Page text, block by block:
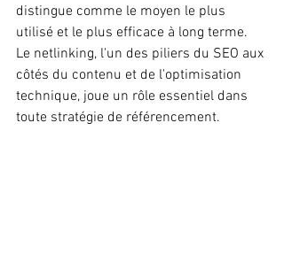
distingue comme le moyen le plus
utilisé et le plus efficace à long terme.
Le netlinking, l'un des piliers du SEO aux
côtés du contenu et de l'optimisation
technique, joue un rôle essentiel dans
toute stratégie de référencement.